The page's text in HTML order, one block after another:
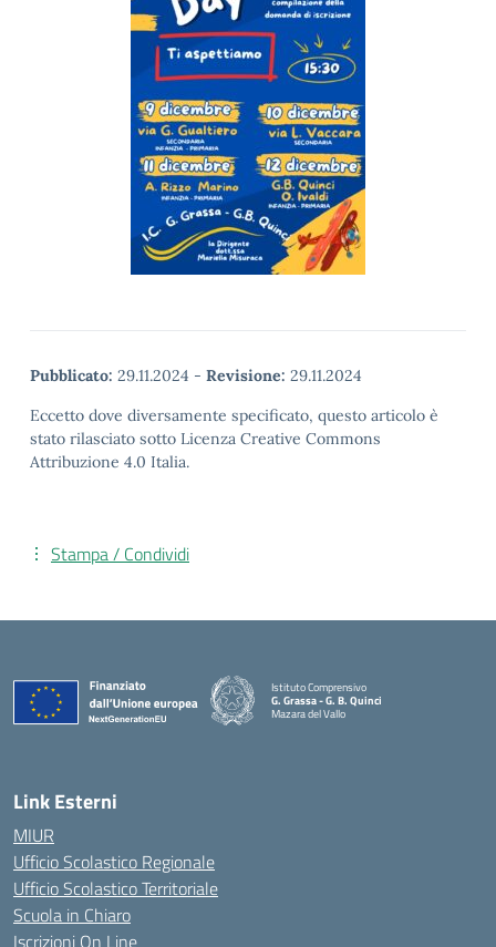
Pubblicato: 29.11.2024 - Revisione: 29.11.2024
Eccetto dove diversamente specificato, questo articolo è
stato rilasciato sotto Licenza Creative Commons
Attribuzione 4.0 Italia.
Stampa / Condividi
Istituto Comprensivo
G. Grassa - G. B. Quinci
Mazara del Vallo
Link Esterni
MIUR
Ufficio Scolastico Regionale
Ufficio Scolastico Territoriale
Scuola in Chiaro
Iscrizioni On Line